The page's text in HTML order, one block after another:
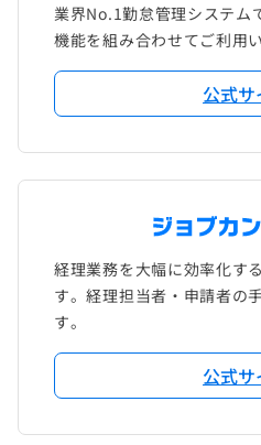
業界No.1勤怠管理システム
機能を組み合わせてご利用
公式サ
経理業務を大幅に効率化す
す。経理担当者・申請者の
す。
公式サ